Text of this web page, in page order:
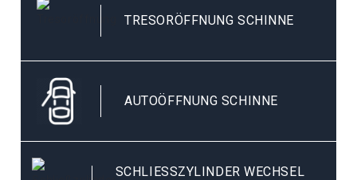
TRESORÖFFNUNG SCHINNE
AUTOÖFFNUNG SCHINNE
SCHLIESSZYLINDER WECHSEL S